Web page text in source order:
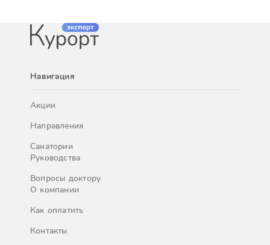
Навигация
Акции
Направления
Санатории
Руководства
Вопросы доктору
О компании
Как оплатить
Контакты